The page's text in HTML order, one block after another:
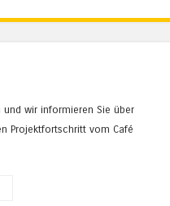
und wir informieren Sie über
Projektfortschritt vom Café